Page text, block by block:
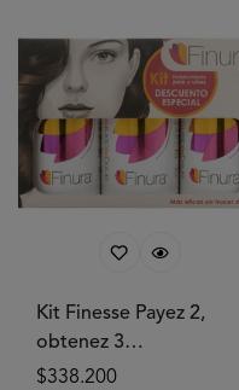
Kit Finesse Payez 2,
obtenez 3
ANTIOXIDANTECH®
Prix
$338.200